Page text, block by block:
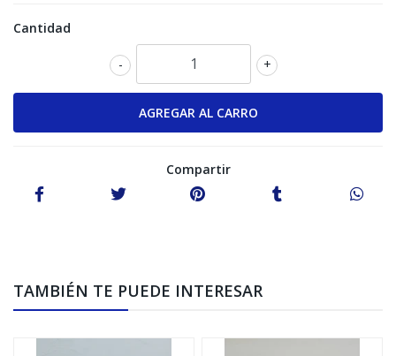
Cantidad
+
-
Compartir
TAMBIÉN TE PUEDE INTERESAR